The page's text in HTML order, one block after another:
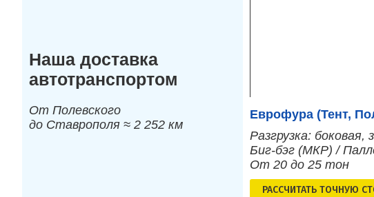
Наша доставка
автотранспортом
От Полевского
до Ставрополя ≈ 2 252 км
Еврофура (Тент,
Разгрузка: боковая,
Биг-бэг (МКР) /
От 20 до 25 тон
РАСCЧИТАТЬ ТОЧНУЮ